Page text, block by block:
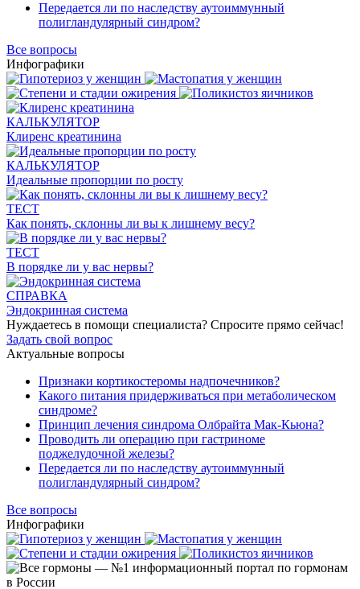
Передается ли по наследству аутоиммунный
полигландулярный синдром?
Все вопросы
Инфографики
КАЛЬКУЛЯТОР
Клиренс креатинина
КАЛЬКУЛЯТОР
Идеальные пропорции по росту
ТЕСТ
Как понять, склонны ли вы к лишнему весу?
ТЕСТ
В порядке ли у вас нервы?
СПРАВКА
Эндокринная система
Нуждаетесь в помощи специалиста? Спросите прямо сейчас!
Задать свой вопрос
Актуальные вопросы
Признаки кортикостеромы надпочечников?
Какого питания придерживаться при метаболическом
синдроме?
Принцип лечения синдрома Олбрайта Мак-Кьюна?
Проводить ли операцию при гастриноме
поджелудочной железы?
Передается ли по наследству аутоиммунный
полигландулярный синдром?
Все вопросы
Инфографики